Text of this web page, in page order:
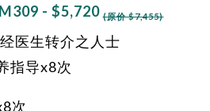
- $5,720 (原价 $7,455)
医生转介之人士
指导x8次
次